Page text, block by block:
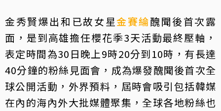
金秀賢爆出和已故女星金賽綸醜聞後首次露
面，是到高雄擔任櫻花季3天活動最終壓軸，
表定時間為30日晚上9時20分到10時，有長達
40分鐘的粉絲見面會，成為爆發醜聞後首次全
球公開活動，外界預料，屆時會吸引包括韓媒
在內的海內外大批媒體聚集，全球各地粉絲也